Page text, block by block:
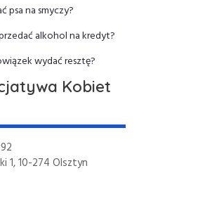
psa na smyczy?
alkohol na kredyt?
wydać resztę?
Kobiet
1, 10-274 Olsztyn